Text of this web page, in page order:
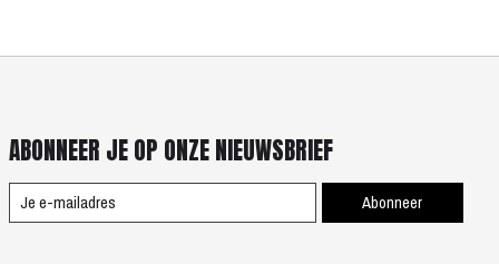
ABONNEER JE OP ONZE NIEUWSBRIEF
Abonneer